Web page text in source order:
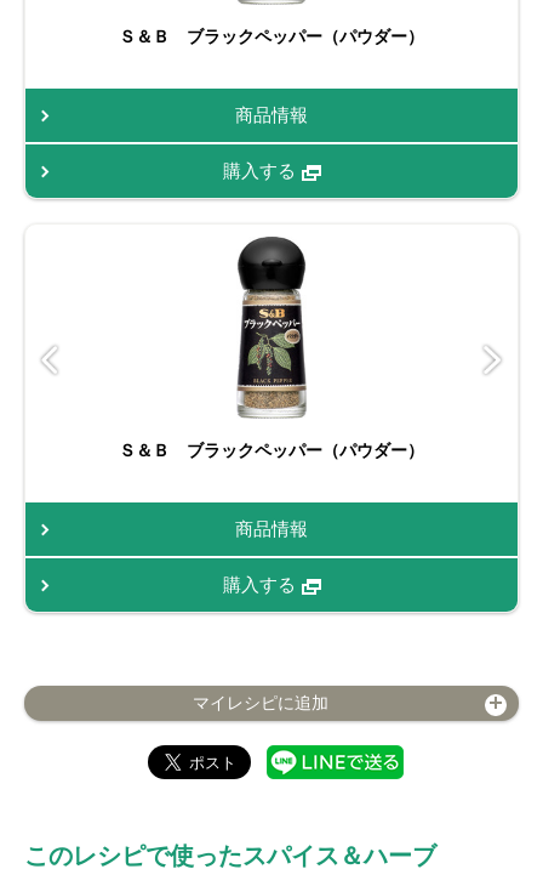
Ｓ＆Ｂ ブラックペッパー（パウダー）
商品情報
購入する
Ｓ＆Ｂ ブラックペッパー（パウダー）
商品情報
購入する
マイレシピに追加
このレシピで使ったスパイス＆ハーブ